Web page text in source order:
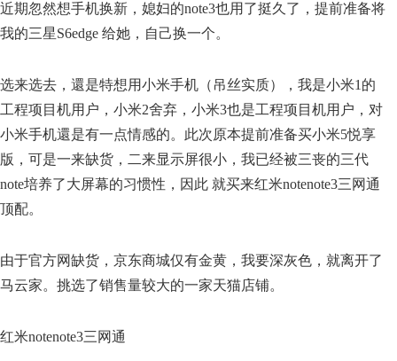
近期忽然想手机换新，媳妇的note3也用了挺久了，提前准备将
我的三星S6edge 给她，自己换一个。
选来选去，還是特想用小米手机（吊丝实质），我是小米1的
工程项目机用户，小米2舍弃，小米3也是工程项目机用户，对
小米手机還是有一点情感的。此次原本提前准备买小米5悦享
版，可是一来缺货，二来显示屏很小，我已经被三丧的三代
note培养了大屏幕的习惯性，因此 就买来红米notenote3三网通
顶配。
由于官方网缺货，京东商城仅有金黄，我要深灰色，就离开了
马云家。挑选了销售量较大的一家天猫店铺。
红米notenote3三网通